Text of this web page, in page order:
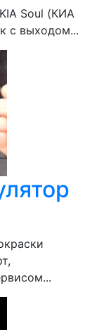
Soul (КИА
с выходом...